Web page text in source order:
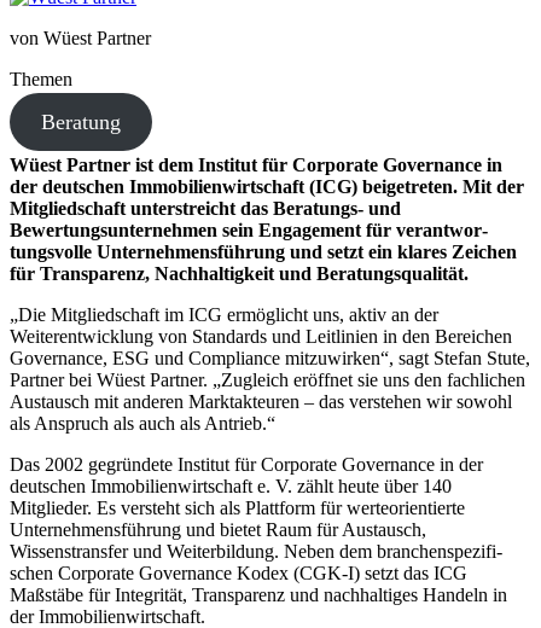
von Wüest Partner
Themen
Beratung
Wüest Partner ist dem Institut für Corporate Governance in
der deutschen Immobilienwirtschaft (ICG) beigetreten. Mit der
Mitgliedschaft unter­streicht das Beratungs- und
Bewertungsunternehmen sein Engagement für verant­wor­
tungs­volle Unternehmensführung und setzt ein klares Zeichen
für Transparenz, Nachhaltigkeit und Beratungsqualität.
„Die Mitgliedschaft im ICG ermög­licht uns, aktiv an der
Weiterentwicklung von Standards und Leitlinien in den Bereichen
Governance, ESG und Compliance mitzu­wirken“, sagt Stefan Stute,
Partner bei Wüest Partner. „Zugleich eröffnet sie uns den fachlichen
Austausch mit anderen Marktakteuren – das verstehen wir sowohl
als Anspruch als auch als Antrieb.“
Das 2002 gegründete Institut für Corporate Governance in der
deutschen Immobilienwirtschaft e. V. zählt heute über 140
Mitglieder. Es versteht sich als Plattform für werte­ori­en­tierte
Unternehmensführung und bietet Raum für Austausch,
Wissenstransfer und Weiterbildung. Neben dem branchen­spe­zi­fi­
schen Corporate Governance Kodex (CGK‑I) setzt das ICG
Maßstäbe für Integrität, Transparenz und nachhal­tiges Handeln in
der Immobilienwirtschaft.